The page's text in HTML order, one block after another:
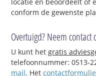
conform de gewenste
Overtuigd? Neem contact
U kunt hetgratis
telefoonnummer: 0513-
mail. Het